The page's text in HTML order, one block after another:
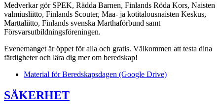
Medverkar gör SPEK, Rädda Barnen, Finlands Röda Kors, Naisten
valmiusliitto, Finlands Scouter, Maa- ja kotitalousnaisten Keskus,
Marttaliitto, Finlands svenska Marthaförbund samt
Försvarsutbildningsföreningen.
Evenemanget är öppet för alla och gratis. Välkommen att testa dina
färdigheter och lära dig mer om beredskap!
Material för Beredskapsdagen (Google Drive)
SÄKERHET